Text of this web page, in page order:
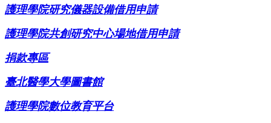
護理學院研究儀器設備借用申請
護理學院共創研究中心場地借用申請
捐款專區
臺北醫學大學圖書館
護理學院數位教育平台